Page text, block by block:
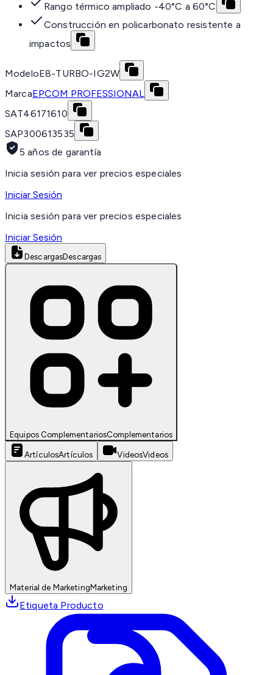
Rango térmico ampliado -40°C a 60°C
Construcción en policarbonato resistente a
impactos
ModeloE8-TURBO-IG2W
MarcaEPCOM PROFESSIONAL
SAT46171610
SAP300613535
5 años de garantía
Inicia sesión para ver precios especiales
Iniciar Sesión
Inicia sesión para ver precios especiales
Iniciar Sesión
DescargasDescargas
Equipos ComplementariosComplementarios
ArtículosArtículos VideosVideos
Material de MarketingMarketing
Etiqueta Producto